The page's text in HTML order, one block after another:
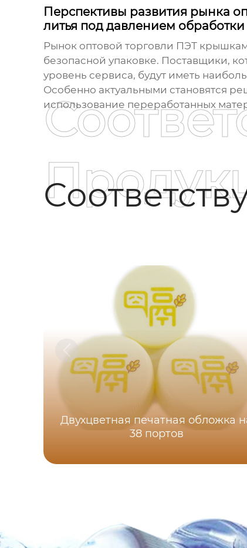
Перспективы развития рынка
литья под давлением обработки
Рынок оптовой торговли ПЭТ
безопасной упаковке. Поставщики,
уровень сервиса, будут иметь
Особенно актуальными становятся
использование переработанных
Двухцветная печатная обложка
38 портов